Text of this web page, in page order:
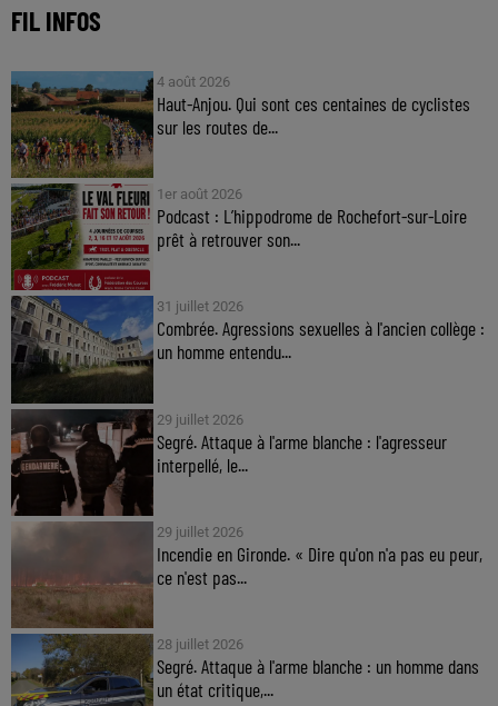
FIL INFOS
4 août 2026
Haut-Anjou. Qui sont ces centaines de cyclistes
sur les routes de...
1er août 2026
Podcast : L’hippodrome de Rochefort-sur-Loire
prêt à retrouver son...
31 juillet 2026
Combrée. Agressions sexuelles à l'ancien collège :
un homme entendu...
29 juillet 2026
Segré. Attaque à l'arme blanche : l'agresseur
interpellé, le...
29 juillet 2026
Incendie en Gironde. « Dire qu'on n'a pas eu peur,
ce n'est pas...
28 juillet 2026
Segré. Attaque à l'arme blanche : un homme dans
un état critique,...